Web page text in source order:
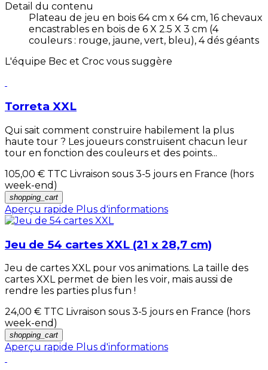
Detail du contenu
Plateau de jeu en bois 64 cm x 64 cm, 16 chevaux
encastrables en bois de 6 X 2.5 X 3 cm (4
couleurs : rouge, jaune, vert, bleu), 4 dés géants
L'équipe Bec et Croc vous suggère
Torreta XXL
Qui sait comment construire habilement la plus
haute tour ? Les joueurs construisent chacun leur
tour en fonction des couleurs et des points...
105,00 € TTC Livraison sous 3-5 jours en France (hors
week-end)
shopping_cart
Aperçu rapide Plus d'informations
Jeu de 54 cartes XXL (21 x 28,7 cm)
Jeu de cartes XXL pour vos animations. La taille des
cartes XXL permet de bien les voir, mais aussi de
rendre les parties plus fun !
24,00 € TTC Livraison sous 3-5 jours en France (hors
week-end)
shopping_cart
Aperçu rapide Plus d'informations